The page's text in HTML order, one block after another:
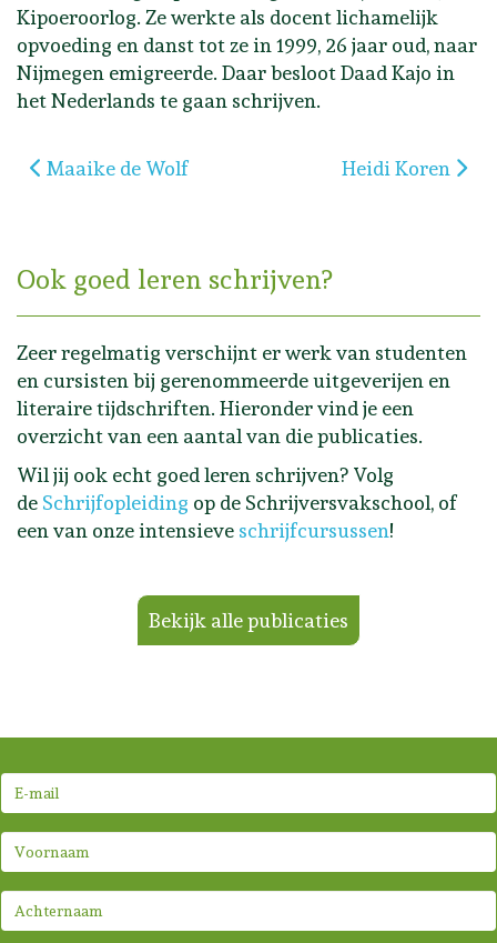
Kipoeroorlog. Ze werkte als docent lichamelijk
opvoeding en danst tot ze in 1999, 26 jaar oud, naar
Nijmegen emigreerde. Daar besloot Daad Kajo in
het Nederlands te gaan schrijven.
Vorig artikel: Maaike de Wolf
Maaike de Wolf Volgende
Heidi Koren
Ook goed leren schrijven?
Zeer regelmatig verschijnt er werk van studenten
en cursisten bij gerenommeerde uitgeverijen en
literaire tijdschriften. Hieronder vind je een
overzicht van een aantal van die publicaties.
Wil jij ook echt goed leren schrijven? Volg
de Schrijfopleiding op de Schrijversvakschool, of
een van onze intensieve schrijfcursussen!
Bekijk alle publicaties